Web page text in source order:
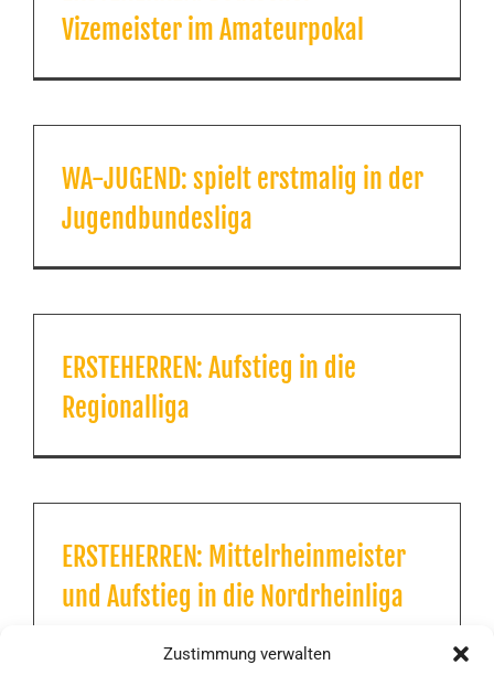
Zustimmung verwalten
Vizemeister im Amateurpokal
WA-JUGEND: spielt erstmalig in der
Jugendbundesliga
ERSTEHERREN: Aufstieg in die
Regionalliga
ERSTEHERREN: Mittelrheinmeister
und Aufstieg in die Nordrheinliga